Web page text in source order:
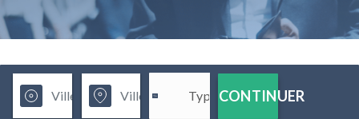
CONTINUER